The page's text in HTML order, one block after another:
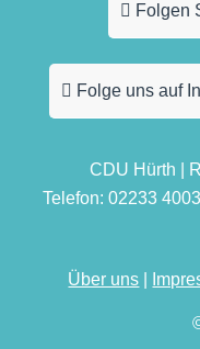
Folgen
Folge uns auf
CDU Hürth |
Telefon: 02233
Über uns